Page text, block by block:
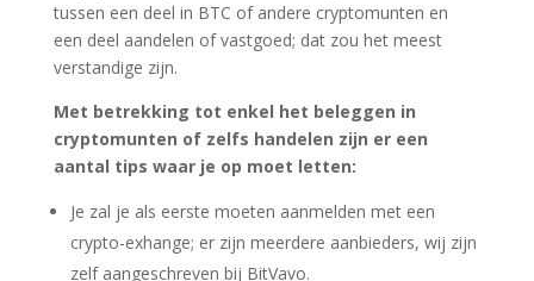
tussen een deel in BTC of andere cryptomunten en
een deel aandelen of vastgoed; dat zou het meest
verstandige zijn.
Met betrekking tot enkel het beleggen in
cryptomunten of zelfs handelen zijn er een
aantal tips waar je op moet letten:
Je zal je als eerste moeten aanmelden met een
crypto-exhange; er zijn meerdere aanbieders, wij zijn
zelf aangeschreven bij BitVavo.